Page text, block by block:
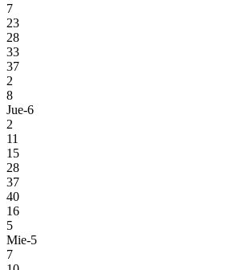
7
23
28
33
37
2
8
Jue-6
2
11
15
28
37
40
16
5
Mie-5
7